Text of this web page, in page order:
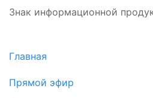
Знак информационной
Главная
Прямой эфир